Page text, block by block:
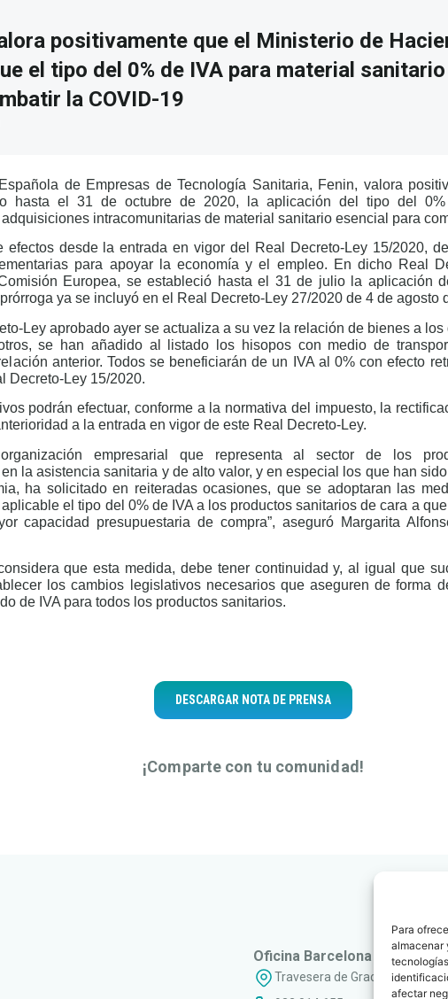
Para
almacenar
afectar
positivamente que el Ministerio de
el tipo del 0% de IVA para material sanitario
la COVID-19
de Empresas de Tecnología Sanitaria, Fenin, valora
hasta el 31 de octubre de 2020, la aplicación del tipo del
intracomunitarias de material sanitario esencial para
efectos desde la entrada en vigor del Real Decreto-Ley 15/2020,
para apoyar la economía y el empleo. En dicho Real
Europea, se estableció hasta el 31 de julio la aplicación
ya se incluyó en el Real Decreto-Ley 27/2020 de 4 de agosto
Ley aprobado ayer se actualiza a su vez la relación de bienes a
se han añadido al listado los hisopos con medio de
anterior. Todos se beneficiarán de un IVA al 0% con efecto
Decreto-Ley 15/2020.
podrán efectuar, conforme a la normativa del impuesto, la
a la entrada en vigor de este Real Decreto-Ley.
empresarial que representa al sector de los
la asistencia sanitaria y de alto valor, y en especial los que han
ha solicitado en reiteradas ocasiones, que se adoptaran las
el tipo del 0% de IVA a los productos sanitarios de cara a
capacidad presupuestaria de compra”, aseguró Margarita
que esta medida, debe tener continuidad y, al igual que
los cambios legislativos necesarios que aseguren de forma
de IVA para todos los productos sanitarios.
DESCARGAR NOTA DE PRENSA
¡Comparte con tu comunidad!
Oficina Barcelona
Travesera de Gracia, 56 - 1º,